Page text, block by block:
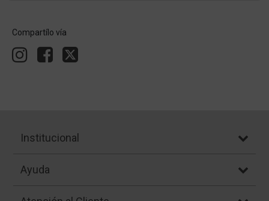
Compartílo vía
Institucional
Ayuda